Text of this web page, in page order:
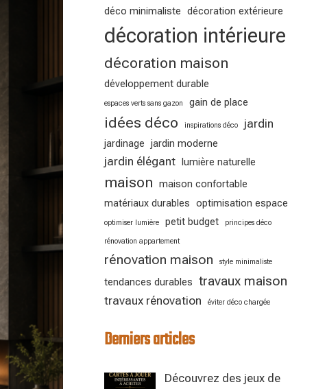
déco minimaliste décoration extérieure
décoration intérieure
décoration maison
développement durable
espaces verts sans gazon gain de place
idées déco inspirations déco jardin
jardinage jardin moderne
jardin élégant lumière naturelle
maison maison confortable
matériaux durables optimisation espace
optimiser lumière petit budget principes déco
rénovation appartement
rénovation maison style minimaliste
tendances durables travaux maison
travaux rénovation éviter déco chargée
Derniers articles
Découvrez des jeux de